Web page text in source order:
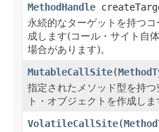
MethodHandle
永続的なターゲットを持つ
成します(コール・サイト自
場合があります)。
MutableCallSite(
指定されたメソッド型を持つ
ト・オブジェクトを作成しま
VolatileCallSite(